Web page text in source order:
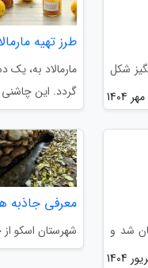
شکل
طرز تهیه مارمالاد بِه، 3 دستور ساده
مارمالاد به،
گردد. این
کشی فیبر نوری مخابرات تا انتها سال 1404 رایگان شد و
معرفی جاذبه
شهرستان اسکو